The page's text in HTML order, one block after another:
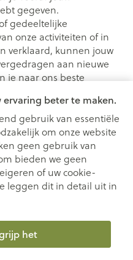
beter te maken.
gebruik van essentiële
om onze website
geen gebruik van
bieden we geen
of uw cookie-
leggen dit in detail uit in
het
gegeven.
gedeeltelijke
onze activiteiten of in
verklaard, kunnen jouw
aan nieuwe
je naar ons beste
derden
dit technisch of
mogelijk
we wettelijk verplicht
delen vanwege een
aan wet- en
van een dergelijke